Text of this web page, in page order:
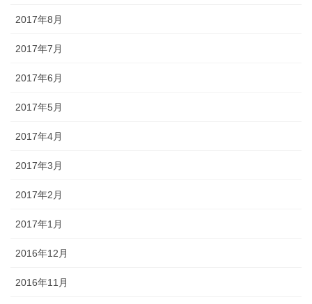
2017年8月
2017年7月
2017年6月
2017年5月
2017年4月
2017年3月
2017年2月
2017年1月
2016年12月
2016年11月